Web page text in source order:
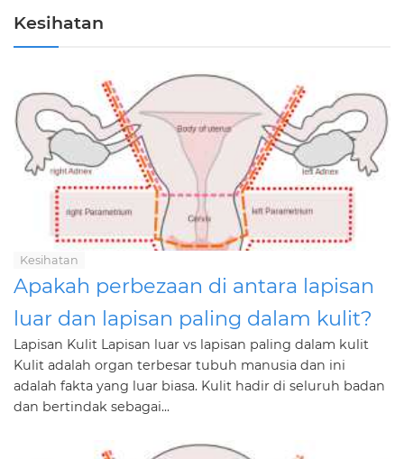
Kesihatan
Kesihatan
Apakah perbezaan di antara lapisan
luar dan lapisan paling dalam kulit?
Lapisan Kulit Lapisan luar vs lapisan paling dalam kulit
Kulit adalah organ terbesar tubuh manusia dan ini
adalah fakta yang luar biasa. Kulit hadir di seluruh badan
dan bertindak sebagai...